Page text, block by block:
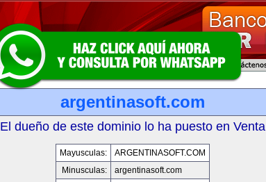
argentinasoft.com
El dueño de este dominio lo ha puesto en Venta
Mayusculas:
ARGENTINASOFT.COM
Minusculas:
argentinasoft.com